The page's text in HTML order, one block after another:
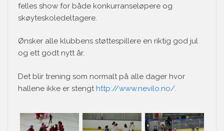
felles show for både konkurranseløpere og
skøyteskoledeltagere.
Ønsker alle klubbens støttespillere en riktig god jul
og ett godt nytt år.
Det blir trening som normalt på alle dager hvor
hallene ikke er stengt http://www.nevilo.no/